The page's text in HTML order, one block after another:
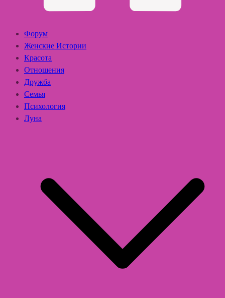
Форум
Женские Истории
Красота
Отношения
Дружба
Семья
Психология
Луна